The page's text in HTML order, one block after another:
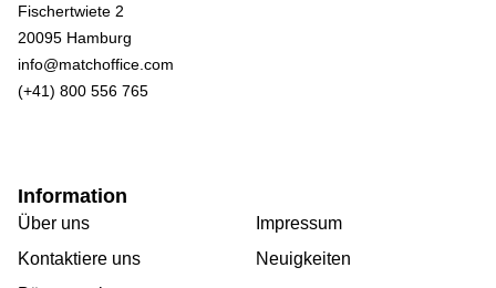
Fischertwiete 2
20095 Hamburg
info@matchoffice.com
(+41) 800 556 765
Information
Über uns
Kontaktiere uns
Impressum
Neuigkeiten